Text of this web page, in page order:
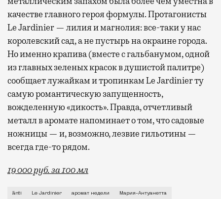
качестве главного героя формулы. Протагонисты
Le Jardinier — лилия и магнолия: все-таки у нас
королевский сад, а не пустырь на окраине города.
Но именно крапива (вместе с гальбанумом, одной
из главных зеленых красок в душистой палитре)
сообщает лужайкам и тропинкам Le Jardinier ту
самую романтическую запущенность,
вожделенную «дикость». Правда, отчетливый
металл в аромате напоминает о том, что садовые
ножницы — и, возможно, лезвие гильотины —
всегда где-то рядом.
19 000 руб. за 100 мл
Если попросить знакомого парфманьяка назвать
ānti Le Jardinier аромат недели Мария-Антуанетта